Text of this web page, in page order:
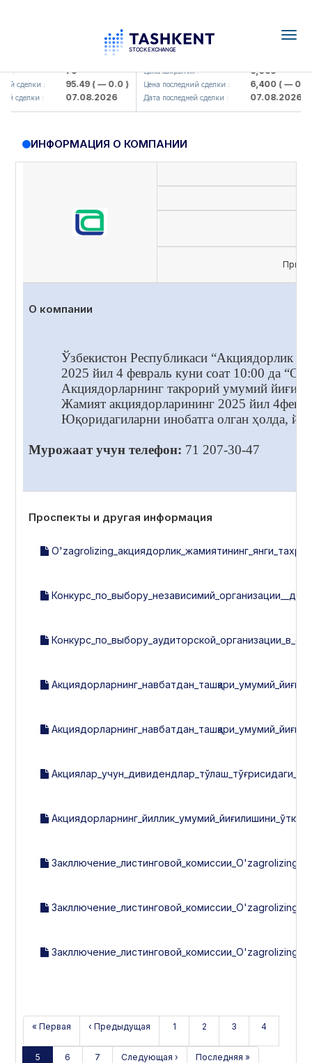
: 79
сделки : 95.49( — 0.0 )
сделки : 07.08.2026
UZMK (<O'zmetkombinat> AJ)
Цена закрытия : 6,099
Цена последний сделки : 6,400( — 0.0 )
Дата последней сделки : 07.08.2026
ИНФОРМАЦИЯ О КОМПАНИИ
О компании
Ўзбекистон Республикаси “Акциядорлик
2025 йил 4 февраль куни соат 10:00 да
Акциядорларнинг такрорий умумий
Жамият акциядорларининг 2025 йил
Юқоридагиларни инобатга олган ҳолда,
Мурожаат учун телефон: 71 207-30-47
Проспекты и другая информация
« Первая ‹ Предыдущая 1 2 3 4
5 6 7 Следующая › Последняя »